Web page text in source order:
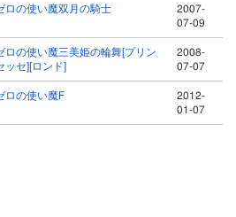
ロの使い魔双月の騎士
2007-
07-09
ロの使い魔三美姫の輪舞[プリン
ッセ][ロンド]
2008-
07-07
ロの使い魔F
2012-
01-07